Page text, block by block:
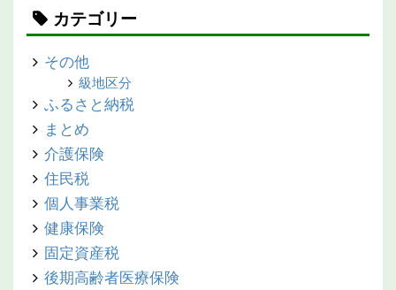
カテゴリー
その他
級地区分
ふるさと納税
まとめ
介護保険
住民税
個人事業税
健康保険
固定資産税
後期高齢者医療保険